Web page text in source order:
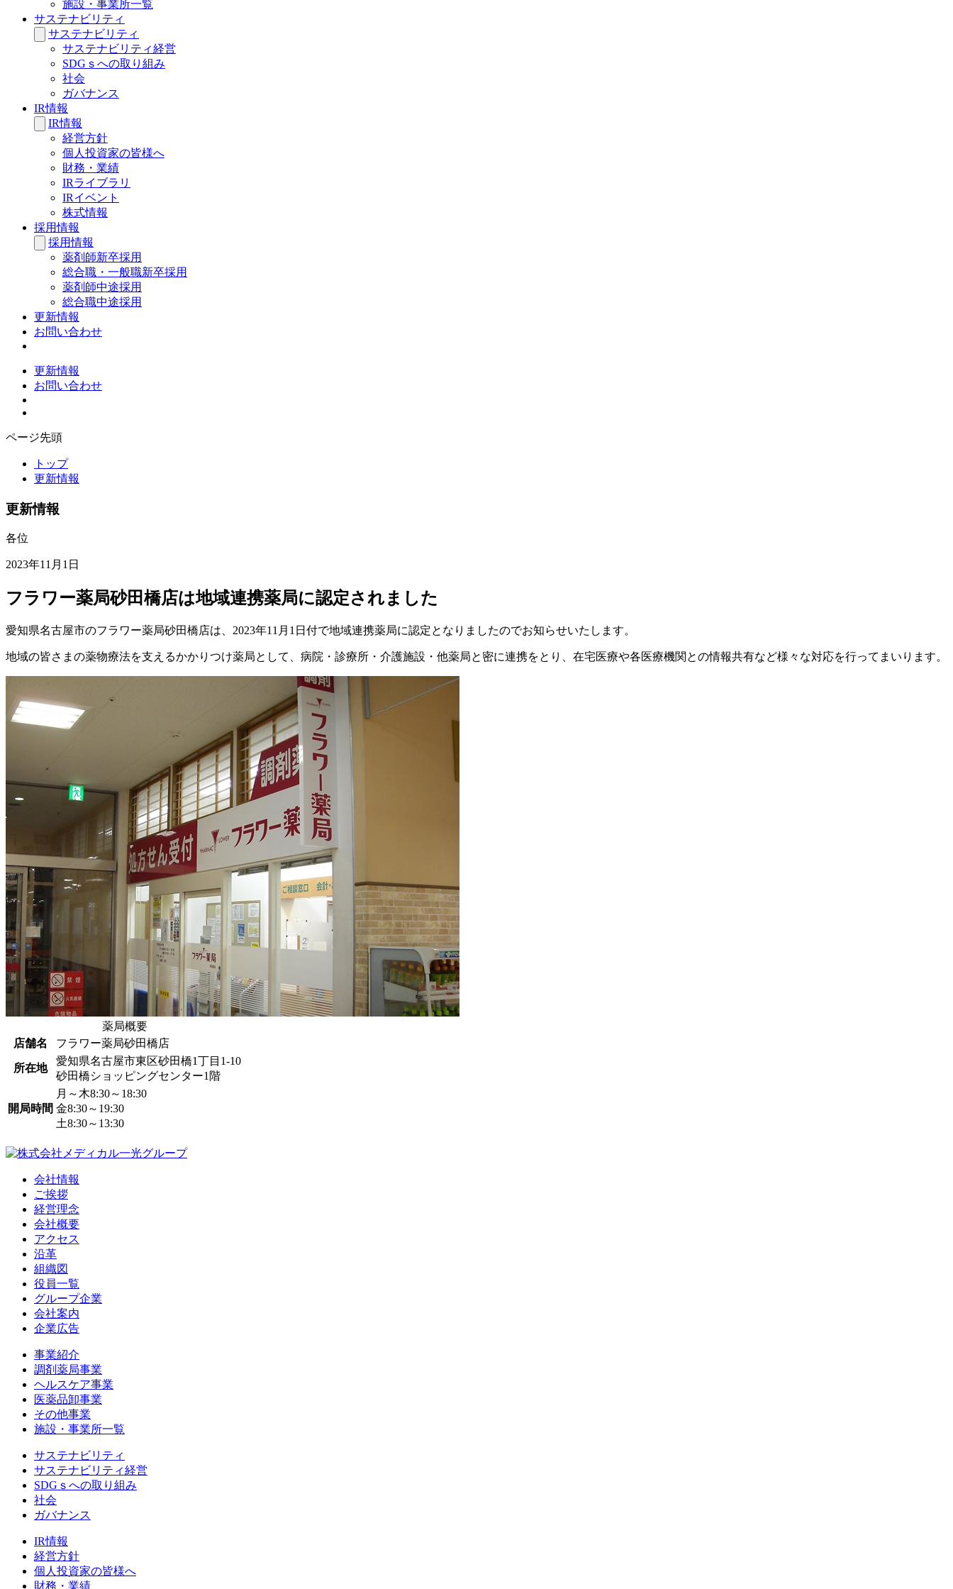
施設・事業所一覧
サステナビリティ
サステナビリティ
サステナビリティ経営
SDGｓへの取り組み
社会
ガバナンス
IR情報
IR情報
経営方針
個人投資家の皆様へ
財務・業績
IRライブラリ
IRイベント
株式情報
採用情報
採用情報
薬剤師新卒採用
総合職・一般職新卒採用
薬剤師中途採用
総合職中途採用
更新情報
お問い合わせ
更新情報
お問い合わせ
ページ先頭
トップ
更新情報
更新情報
各位
2023年11月1日
フラワー薬局砂田橋店は地域連携薬局に認定されました
愛知県名古屋市のフラワー薬局砂田橋店は、2023年11月1日付で地域連携薬局に認定となりましたのでお知らせいたします。
地域の皆さまの薬物療法を支えるかかりつけ薬局として、病院・診療所・介護施設・他薬局と密に連携をとり、在宅医療や各医療機関との情報共有など様々な対応を行ってまいります。
薬局概要
店舗名
フラワー薬局砂田橋店
所在地
愛知県名古屋市東区砂田橋1丁目1-10
砂田橋ショッピングセンター1階
開局時間
月～木8:30～18:30
金8:30～19:30
土8:30～13:30
会社情報
ご挨拶
経営理念
会社概要
アクセス
沿革
組織図
役員一覧
グループ企業
会社案内
企業広告
事業紹介
調剤薬局事業
ヘルスケア事業
医薬品卸事業
その他事業
施設・事業所一覧
サステナビリティ
サステナビリティ経営
SDGｓへの取り組み
社会
ガバナンス
IR情報
経営方針
個人投資家の皆様へ
財務・業績